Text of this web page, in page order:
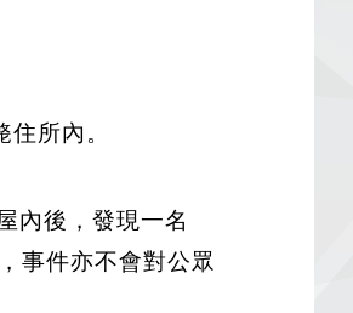
所內。
內後，發現一名
事件亦不會對公眾